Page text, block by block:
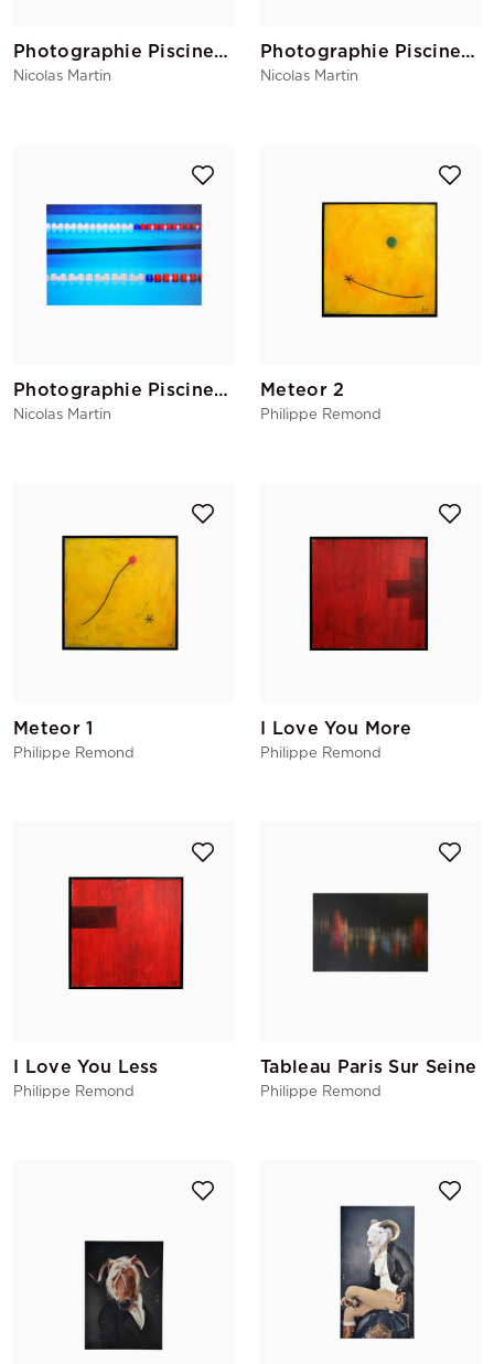
Photographie Piscine Chateau Landon
Nicolas Martin
Photographie Piscine Hebert
Nicolas Martin
Photographie Piscine Hebert 2
Nicolas Martin
Meteor 2
Philippe Remond
Meteor 1
Philippe Remond
I Love You More
Philippe Remond
I Love You Less
Philippe Remond
Tableau Paris Sur Seine
Philippe Remond